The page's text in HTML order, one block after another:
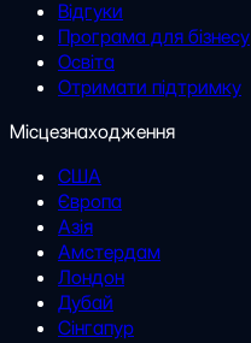
Відгуки
Програма для бізнесу
Освіта
Отримати підтримку
Місцезнаходження
США
Європа
Азія
Амстердам
Лондон
Дубай
Сінгапур